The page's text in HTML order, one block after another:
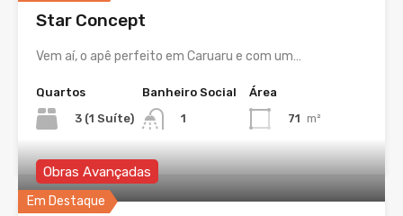
Star Concept
Vem aí, o apê perfeito em Caruaru e com um…
Quartos
3 (1 Suíte)
Banheiro Social
1
Área
71 m²
Em Destaque
Obras Avançadas